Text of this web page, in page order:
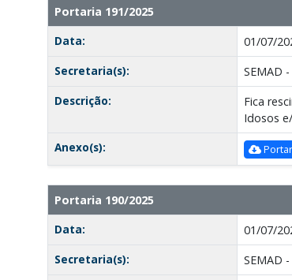
Portaria 191/2025
Data:
01/07/
Secretaria(s):
SEMAD
Descrição:
Fica
Idosos
Anexo(s):
Portaria 190/2025
Data:
01/07/
Secretaria(s):
SEMAD